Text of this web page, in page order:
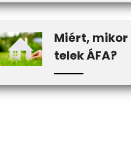
Miért, mikor
telek ÁFA?